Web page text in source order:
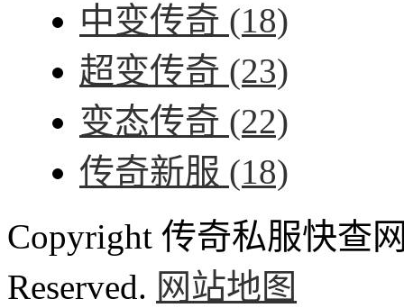
中变传奇 (18)
超变传奇 (23)
变态传奇 (22)
传奇新服 (18)
Copyright 传奇私服快查
Reserved. 网站地图